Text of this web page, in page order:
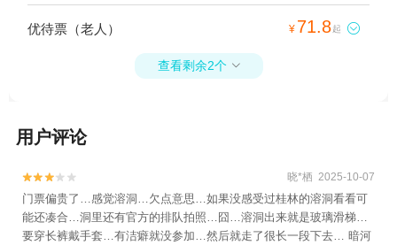
优待票（老人） ¥ 71.8起 
查看剩余2个 
用户评论

 晓*栖 2025-10-07
门票偏贵了…感觉溶洞…欠点意思…如果没感受过桂林的溶洞看看可
能还凑合…洞里还有官方的排队拍照…囧…溶洞出来就是玻璃滑梯…
要穿长裤戴手套…有洁癖就没参加…然后就走了很长一段下去… 暗河